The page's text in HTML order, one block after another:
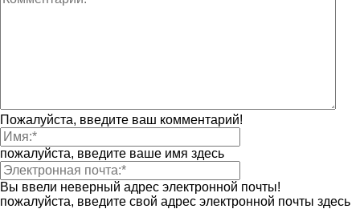
Пожалуйста, введите ваш комментарий!
пожалуйста, введите ваше имя здесь
Вы ввели неверный адрес электронной почты!
пожалуйста, введите свой адрес электронной почты здесь